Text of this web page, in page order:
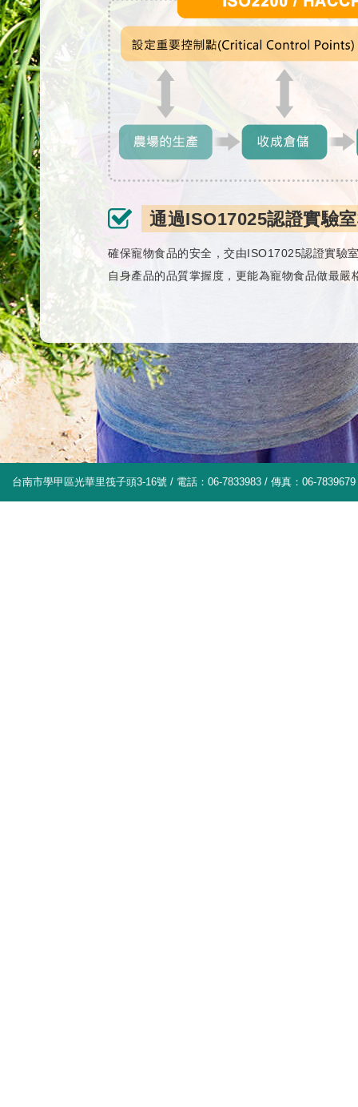
通過ISO17025認證實驗
確保寵物食品的安全，交由ISO17025認證實驗
自身產品的品質掌握度，更能為寵物食品做最嚴
台南市學甲區光華里筏子頭3-16號 / 電話：06-7833983 / 傳真：06-7839679